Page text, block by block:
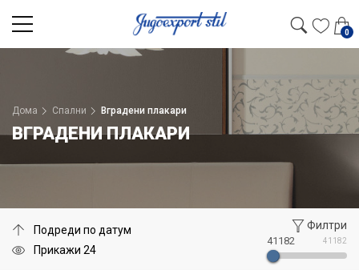
0
Дома Спални Вградени плакари
ВГРАДЕНИ ПЛАКАРИ
Филтри
41182
41182